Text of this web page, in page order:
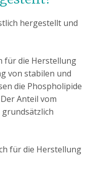
hergestellt und
für die Herstellung
von stabilen und
die Phospholipide
Anteil vom
für die Herstellung